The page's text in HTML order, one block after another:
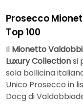
Prosecco
Top 100
Il Mionetto
Luxury Collectionsi
sola bollicina
Unico Prosecco in
Docg di